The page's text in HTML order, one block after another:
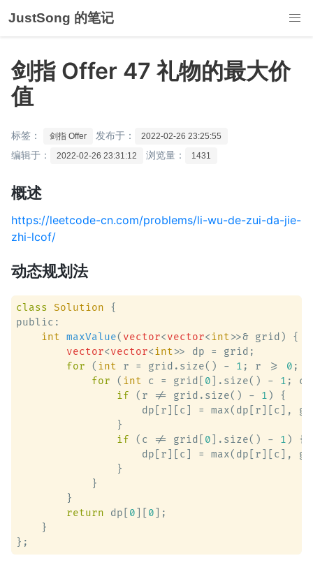
JustSong 的笔记
剑指 Offer 47 礼物的最大价
值
标签： 剑指 Offer 发布于： 2022-02-26 23:25:55
编辑于： 2022-02-26 23:31:12 浏览量： 1431
概述
https://leetcode-cn.com/problems/li-wu-de-zui-da-jie-
zhi-lcof/
动态规划法
class Solution {
public:
int maxValue( vector<vector<int>>& grid)
{
vector<vector<int>> dp = grid;
for ( int r = grid.size() - 1 ; r >= 0 ;
for ( int c = grid[ 0 ].size() - 1 ; c
if (r != grid.size() - 1 ) {
dp[r][c] = max(dp[r][c],
                }
if (c != grid[ 0 ].size() - 1 ) {
dp[r][c] = max(dp[r][c],
                }
            }
        }
return dp[ 0 0 ];
    }